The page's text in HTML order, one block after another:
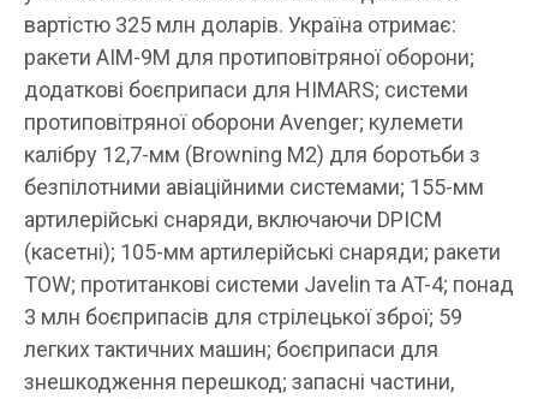
вартістю 325 млн доларів. Україна отримає:
ракети AIM-9M для протиповітряної оборони;
додаткові боєприпаси для HIMARS; системи
протиповітряної оборони Avenger; кулемети
калібру 12,7-мм (Browning M2) для боротьби з
безпілотними авіаційними системами; 155-мм
артилерійські снаряди, включаючи DPICM
(касетні); 105-мм артилерійські снаряди; ракети
TOW; протитанкові системи Javelin та AT-4; понад
3 млн боєприпасів для стрілецької зброї; 59
легких тактичних машин; боєприпаси для
знешкодження перешкод; запасні частини,